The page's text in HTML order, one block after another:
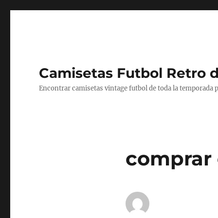
Camisetas Futbol Retro
Encontrar camisetas vintage futbol de toda la temporada
comprar